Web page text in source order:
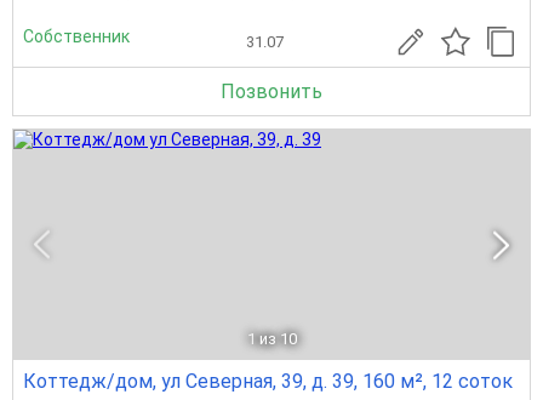
Собственник 31.07
Позвонить
1 из 10
Коттедж/дом, ул Северная, 39, д. 39, 160 м², 12 соток